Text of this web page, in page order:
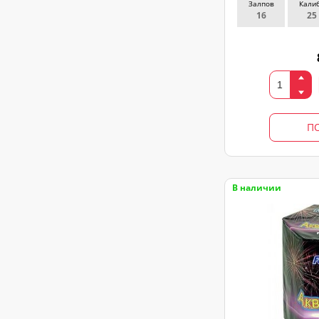
Залпов
16 25
В наличии